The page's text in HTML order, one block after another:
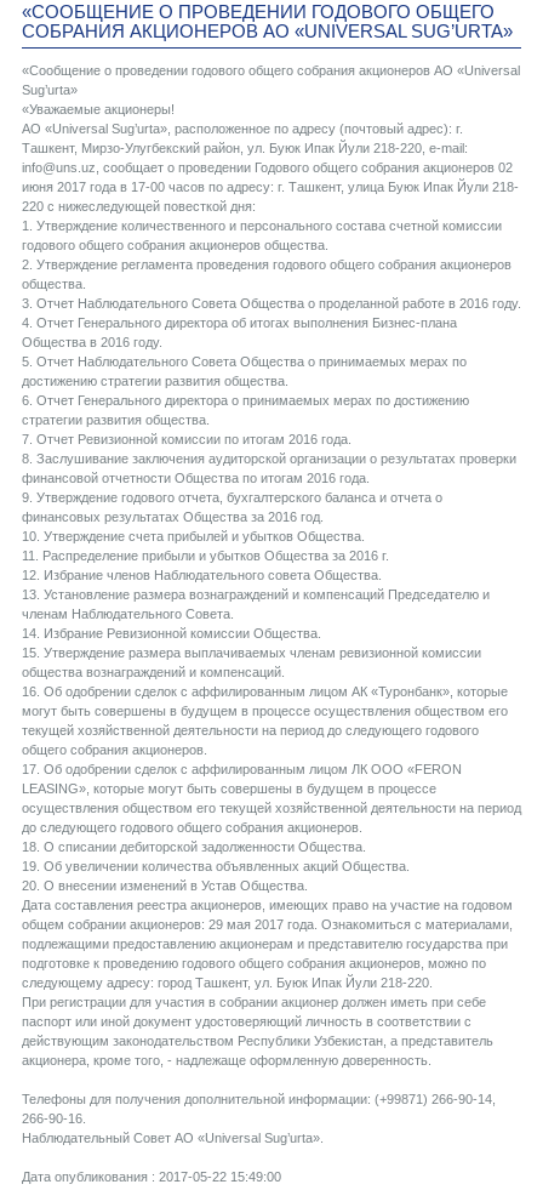
«СООБЩЕНИЕ О ПРОВЕДЕНИИ ГОДОВОГО ОБЩЕГО
СОБРАНИЯ АКЦИОНЕРОВ АО «UNIVERSAL SUG’URTA»
«Сообщение о проведении годового общего собрания акционеров АО «Universal
Sug’urta»
«Уважаемые акционеры!
АО «Universal Sug’urta», расположенное по адресу (почтовый адрес): г.
Ташкент, Мирзо-Улугбекский район, ул. Буюк Ипак Йули 218-220, e-mail:
info@uns.uz, сообщает о проведении Годового общего собрания акционеров 02
июня 2017 года в 17-00 часов по адресу: г. Ташкент, улица Буюк Ипак Йули 218-
220 с нижеследующей повесткой дня:
1. Утверждение количественного и персонального состава счетной комиссии
годового общего собрания акционеров общества.
2. Утверждение регламента проведения годового общего собрания акционеров
общества.
3. Отчет Наблюдательного Совета Общества о проделанной работе в 2016 году.
4. Отчет Генерального директора об итогах выполнения Бизнес-плана
Общества в 2016 году.
5. Отчет Наблюдательного Совета Общества о принимаемых мерах по
достижению стратегии развития общества.
6. Отчет Генерального директора о принимаемых мерах по достижению
стратегии развития общества.
7. Отчет Ревизионной комиссии по итогам 2016 года.
8. Заслушивание заключения аудиторской организации о результатах проверки
финансовой отчетности Общества по итогам 2016 года.
9. Утверждение годового отчета, бухгалтерского баланса и отчета о
финансовых результатах Общества за 2016 год.
10. Утверждение счета прибылей и убытков Общества.
11. Распределение прибыли и убытков Общества за 2016 г.
12. Избрание членов Наблюдательного совета Общества.
13. Установление размера вознаграждений и компенсаций Председателю и
членам Наблюдательного Совета.
14. Избрание Ревизионной комиссии Общества.
15. Утверждение размера выплачиваемых членам ревизионной комиссии
общества вознаграждений и компенсаций.
16. Об одобрении сделок с аффилированным лицом АК «Туронбанк», которые
могут быть совершены в будущем в процессе осуществления обществом его
текущей хозяйственной деятельности на период до следующего годового
общего собрания акционеров.
17. Об одобрении сделок с аффилированным лицом ЛК ООО «FERON
LEASING», которые могут быть совершены в будущем в процессе
осуществления обществом его текущей хозяйственной деятельности на период
до следующего годового общего собрания акционеров.
18. О списании дебиторской задолженности Общества.
19. Об увеличении количества объявленных акций Общества.
20. О внесении изменений в Устав Общества.
Дата составления реестра акционеров, имеющих право на участие на годовом
общем собрании акционеров: 29 мая 2017 года. Ознакомиться с материалами,
подлежащими предоставлению акционерам и представителю государства при
подготовке к проведению годового общего собрания акционеров, можно по
следующему адресу: город Ташкент, ул. Буюк Ипак Йули 218-220.
При регистрации для участия в собрании акционер должен иметь при себе
паспорт или иной документ удостоверяющий личность в соответствии с
действующим законодательством Республики Узбекистан, а представитель
акционера, кроме того, - надлежаще оформленную доверенность.
Телефоны для получения дополнительной информации: (+99871) 266-90-14,
266-90-16.
Наблюдательный Совет АО «Universal Sug’urta».
Дата опубликования : 2017-05-22 15:49:00